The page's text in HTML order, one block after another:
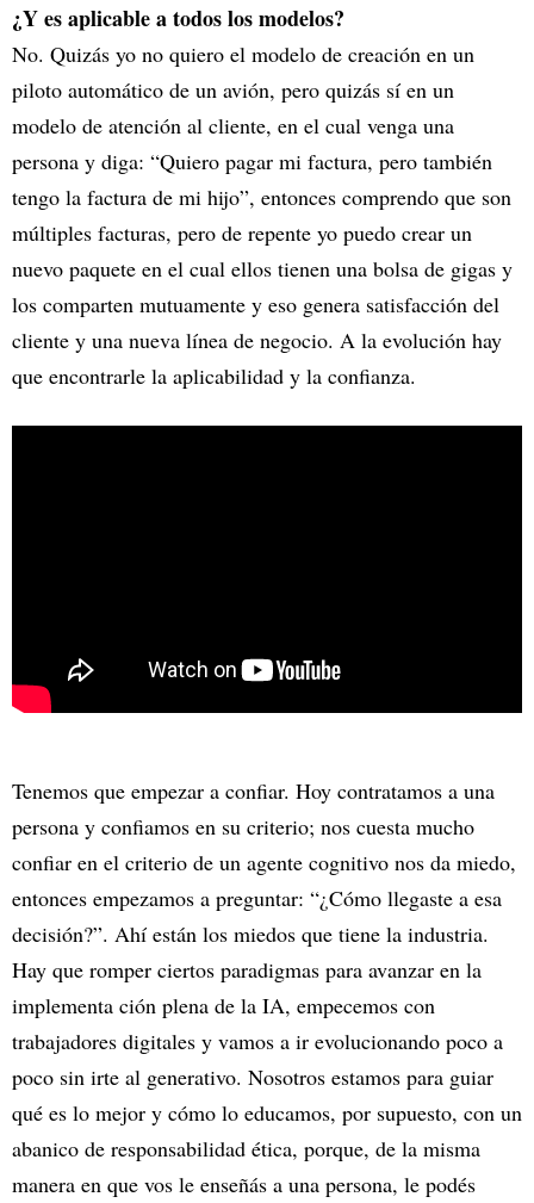
¿Y es aplicable a todos los modelos?
No. Quizás yo no quiero el modelo de creación en un
piloto automático de un avión, pero quizás sí en un
modelo de atención al cliente, en el cual venga una
persona y diga: “Quiero pagar mi factura, pero también
tengo la factura de mi hijo”, entonces comprendo que son
múltiples facturas, pero de repente yo puedo crear un
nuevo paquete en el cual ellos tienen una bolsa de gigas y
los comparten mutuamente y eso genera satisfacción del
cliente y una nueva línea de negocio. A la evolución hay
que encontrarle la aplicabilidad y la confianza.
Tenemos que empezar a confiar. Hoy contratamos a una
persona y confiamos en su criterio; nos cuesta mucho
confiar en el criterio de un agente cognitivo nos da miedo,
entonces empezamos a preguntar: “¿Cómo llegaste a esa
decisión?”. Ahí están los miedos que tiene la industria.
Hay que romper ciertos paradigmas para avanzar en la
implementa ción plena de la IA, empecemos con
trabajadores digitales y vamos a ir evolucionando poco a
poco sin irte al generativo. Nosotros estamos para guiar
qué es lo mejor y cómo lo educamos, por supuesto, con un
abanico de responsabilidad ética, porque, de la misma
manera en que vos le enseñás a una persona, le podés